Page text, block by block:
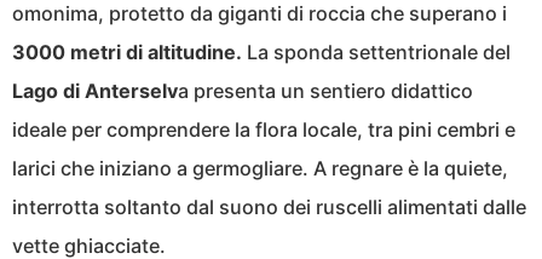
omonima, protetto da giganti di roccia che superano i
3000 metri di altitudine. La sponda settentrionale del
Lago di Anterselva presenta un sentiero didattico
ideale per comprendere la flora locale, tra pini cembri e
larici che iniziano a germogliare. A regnare è la quiete,
interrotta soltanto dal suono dei ruscelli alimentati dalle
vette ghiacciate.